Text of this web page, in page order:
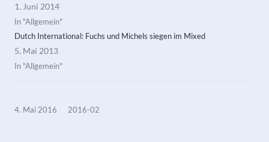
1. Juni 2014
In "Allgemein"
Dutch International: Fuchs und Michels siegen im Mixed
5. Mai 2013
In "Allgemein"
4. Mai 2016 2016-02